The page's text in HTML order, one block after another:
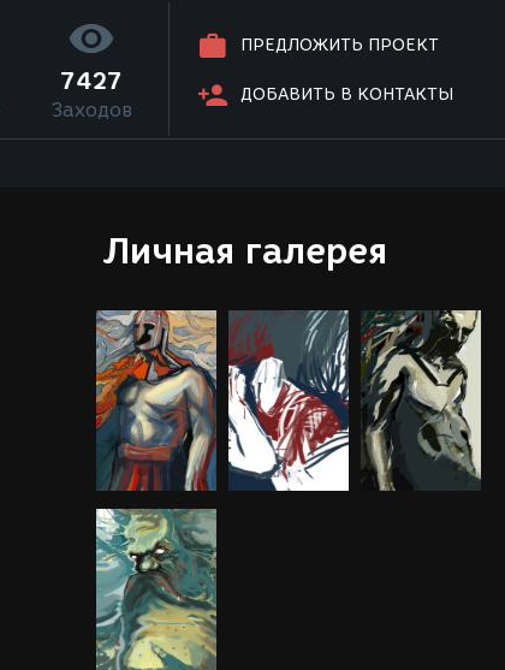
ПРЕДЛОЖИТЬ ПРОЕКТ
ДОБАВИТЬ В КОНТАКТЫ
7427
Заходов
Личная галерея